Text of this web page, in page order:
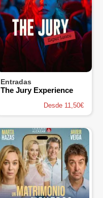
Entradas
The Jury Experience
Desde 11,50€